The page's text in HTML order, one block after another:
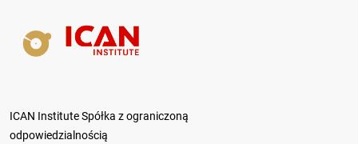
ICAN Institute Spółka z ograniczoną
odpowiedzialnością